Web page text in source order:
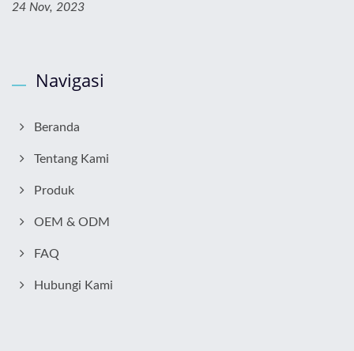
24 Nov, 2023
Navigasi
Beranda
Tentang Kami
Produk
OEM & ODM
FAQ
Hubungi Kami